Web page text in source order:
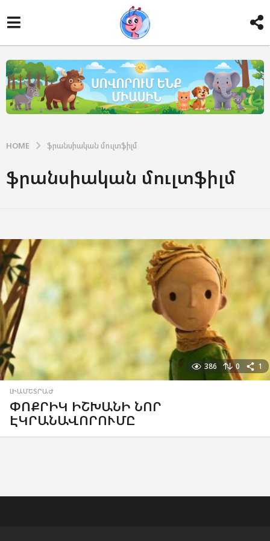
HOME ֆրանսիական մուլտֆիլմ
ֆրանսիական մուլտֆիլմ
386 0 1
ԼԻԱՄԵՏՐԱԺ
ՓՈՔՐԻԿ ԻՇԽԱՆԻ ՆՈՐ
ԷԿՐԱՆԱՎՈՐՈՒՄԸ